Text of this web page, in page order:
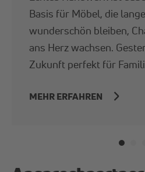
Basis für Möbel, die
wunderschön bleiben,
ans Herz wachsen.
Zukunft perfekt für
MEHR ERFAHREN